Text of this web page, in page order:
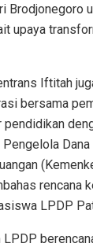
Brodjonegoro
upaya
Iftitah
bersama
rencana
LPDP